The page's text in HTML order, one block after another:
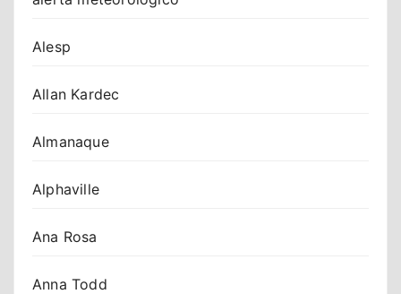
Alesp
Allan Kardec
Almanaque
Alphaville
Ana Rosa
Anna Todd